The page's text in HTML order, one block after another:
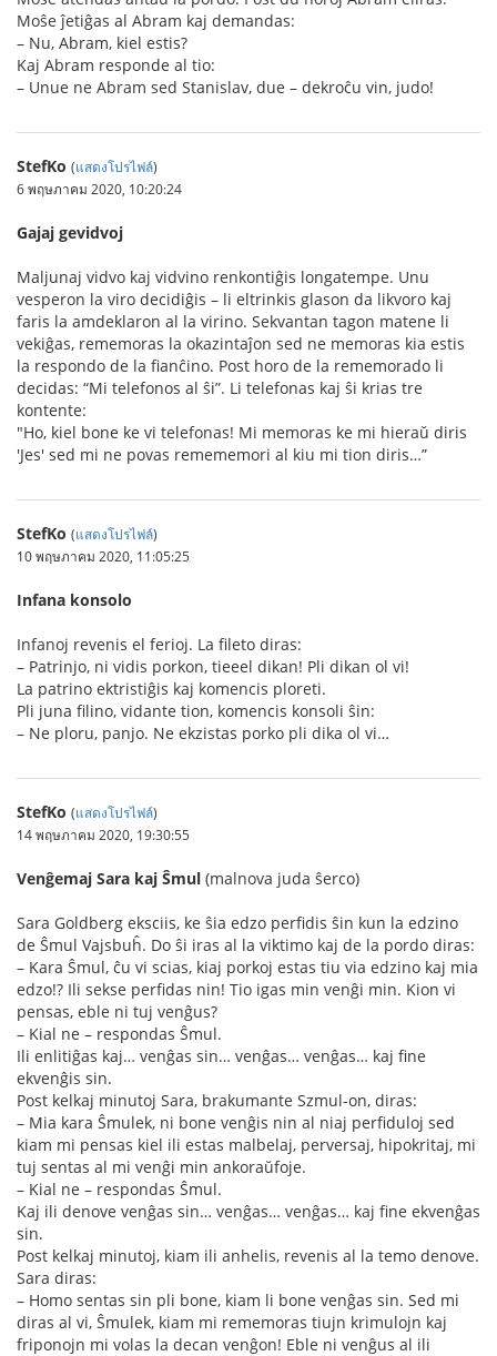
Moŝe ĵetiĝas al Abram kaj demandas:
– Nu, Abram, kiel estis?
Kaj Abram responde al tio:
– Unue ne Abram sed Stanislav, due – dekroĉu vin, judo!
StefKo (แสดงโปรไฟล์)
6 พฤษภาคม 2020, 10:20:24
Gajaj gevidvoj
Maljunaj vidvo kaj vidvino renkontiĝis longatempe. Unu
vesperon la viro decidiĝis – li eltrinkis glason da likvoro kaj
faris la amdeklaron al la virino. Sekvantan tagon matene li
vekiĝas, rememoras la okazintaĵon sed ne memoras kia estis
la respondo de la fianĉino. Post horo de la rememorado li
decidas: “Mi telefonos al ŝi”. Li telefonas kaj ŝi krias tre
kontente:
"Ho, kiel bone ke vi telefonas! Mi memoras ke mi hieraŭ diris
'Jes' sed mi ne povas remememori al kiu mi tion diris…”
StefKo (แสดงโปรไฟล์)
10 พฤษภาคม 2020, 11:05:25
Infana konsolo
Infanoj revenis el ferioj. La fileto diras:
– Patrinjo, ni vidis porkon, tieeel dikan! Pli dikan ol vi!
La patrino ektristiĝis kaj komencis ploreti.
Pli juna filino, vidante tion, komencis konsoli ŝin:
– Ne ploru, panjo. Ne ekzistas porko pli dika ol vi…
StefKo (แสดงโปรไฟล์)
14 พฤษภาคม 2020, 19:30:55
Venĝemaj Sara kaj Ŝmul (malnova juda ŝerco)
Sara Goldberg eksciis, ke ŝia edzo perfidis ŝin kun la edzino
de Ŝmul Vajsbuĥ. Do ŝi iras al la viktimo kaj de la pordo diras:
– Kara Ŝmul, ĉu vi scias, kiaj porkoj estas tiu via edzino kaj mia
edzo!? Ili sekse perfidas nin! Tio igas min venĝi min. Kion vi
pensas, eble ni tuj venĝus?
– Kial ne – respondas Ŝmul.
Ili enlitiĝas kaj… venĝas sin… venĝas… venĝas… kaj fine
ekvenĝis sin.
Post kelkaj minutoj Sara, brakumante Szmul-on, diras:
– Mia kara Ŝmulek, ni bone venĝis nin al niaj perfiduloj sed
kiam mi pensas kiel ili estas malbelaj, perversaj, hipokritaj, mi
tuj sentas al mi venĝi min ankoraŭfoje.
– Kial ne – respondas Ŝmul.
Kaj ili denove venĝas sin… venĝas… venĝas… kaj fine ekvenĝas
sin.
Post kelkaj minutoj, kiam ili anhelis, revenis al la temo denove.
Sara diras:
– Homo sentas sin pli bone, kiam li bone venĝas sin. Sed mi
diras al vi, Ŝmulek, kiam mi rememoras tiujn krimulojn kaj
friponojn mi volas la decan venĝon! Eble ni venĝus al ili